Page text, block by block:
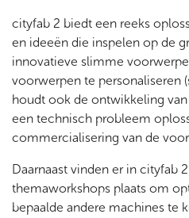
cityfab 2 biedt een reeks
en ideeën die inspelen op de
innovatieve slimme
voorwerpen te personaliseren
houdt ook de ontwikkeling
een technisch probleem
commercialisering van de
Daarnaast vinden er in cityfab
themaworkshops plaats om
bepaalde andere machines te